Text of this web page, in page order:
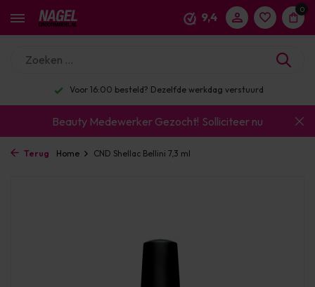
9,4
0
Voor 16:00 besteld? Dezelfde werkdag verstuurd
Beauty Medewerker Gezocht! Solliciteer nu
Terug Home CND Shellac Bellini 7,3 ml